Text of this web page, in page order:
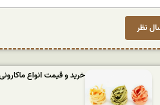
خرید و قیمت انواع